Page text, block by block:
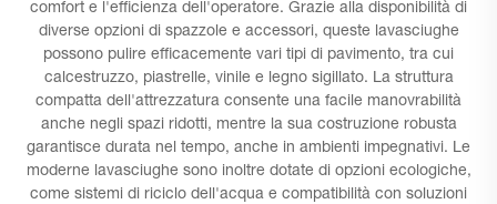
comfort e l'efficienza dell'operatore. Grazie alla disponibilità di
diverse opzioni di spazzole e accessori, queste lavasciughe
possono pulire efficacemente vari tipi di pavimento, tra cui
calcestruzzo, piastrelle, vinile e legno sigillato. La struttura
compatta dell'attrezzatura consente una facile manovrabilità
anche negli spazi ridotti, mentre la sua costruzione robusta
garantisce durata nel tempo, anche in ambienti impegnativi. Le
moderne lavasciughe sono inoltre dotate di opzioni ecologiche,
come sistemi di riciclo dell'acqua e compatibilità con soluzioni